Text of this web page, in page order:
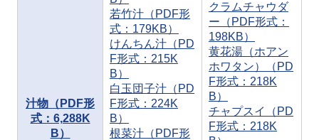
汁物（PDF形
式：6,288K
B）
若竹汁（PDF形
式：179KB）
けんちん汁（PD
F形式：215K
B）
白玉団子汁（PD
F形式：224K
B）
根菜汁（PDF形
クラムチャウダ
ー（PDF形式：
198KB）
黄花湯（ホアン
ホワタン）（PD
F形式：218K
B）
チャプスイ（PD
F形式：218K